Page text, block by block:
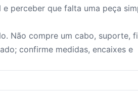
perceber que falta uma peça
Não compre um cabo, suporte,
confirme medidas, encaixes e